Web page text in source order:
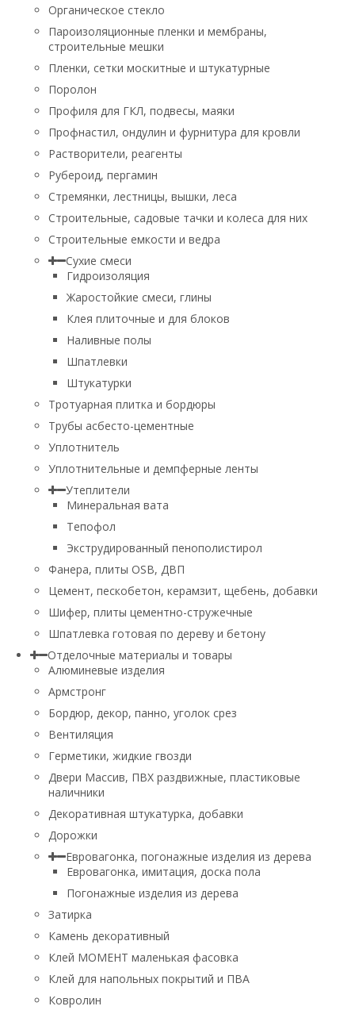
Органическое стекло
Пароизоляционные пленки и мембраны,
строительные мешки
Пленки, сетки москитные и штукатурные
Поролон
Профиля для ГКЛ, подвесы, маяки
Профнастил, ондулин и фурнитура для кровли
Растворители, реагенты
Рубероид, пергамин
Стремянки, лестницы, вышки, леса
Строительные, садовые тачки и колеса для них
Строительные емкости и ведра
Сухие смеси
Гидроизоляция
Жаростойкие смеси, глины
Клея плиточные и для блоков
Наливные полы
Шпатлевки
Штукатурки
Тротуарная плитка и бордюры
Трубы асбесто-цементные
Уплотнитель
Уплотнительные и демпферные ленты
Утеплители
Минеральная вата
Тепофол
Экструдированный пенополистирол
Фанера, плиты OSB, ДВП
Цемент, пескобетон, керамзит, щебень, добавки
Шифер, плиты цементно-стружечные
Шпатлевка готовая по дереву и бетону
Отделочные материалы и товары
Алюминевые изделия
Армстронг
Бордюр, декор, панно, уголок срез
Вентиляция
Герметики, жидкие гвозди
Двери Массив, ПВХ раздвижные, пластиковые
наличники
Декоративная штукатурка, добавки
Дорожки
Евровагонка, погонажные изделия из дерева
Евровагонка, имитация, доска пола
Погонажные изделия из дерева
Затирка
Камень декоративный
Клей МОМЕНТ маленькая фасовка
Клей для напольных покрытий и ПВА
Ковролин